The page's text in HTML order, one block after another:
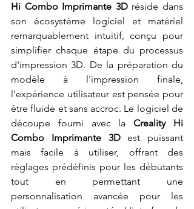
Hi Combo Imprimante 3D réside dans
son écosystème logiciel et matériel
remarquablement intuitif, conçu pour
simplifier chaque étape du processus
d'impression 3D. De la préparation du
modèle à l'impression finale,
l'expérience utilisateur est pensée pour
être fluide et sans accroc. Le logiciel de
découpe fourni avec la Creality Hi
Combo Imprimante 3D est puissant
mais facile à utiliser, offrant des
réglages prédéfinis pour les débutants
tout en permettant une
personnalisation avancée pour les